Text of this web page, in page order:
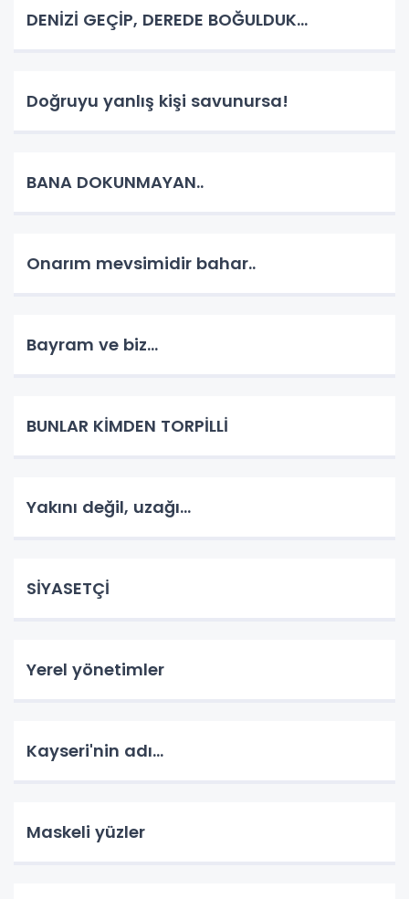
DENİZİ GEÇİP, DEREDE BOĞULDUK…
Doğruyu yanlış kişi savunursa!
BANA DOKUNMAYAN..
Onarım mevsimidir bahar..
Bayram ve biz...
BUNLAR KİMDEN TORPİLLİ
Yakını değil, uzağı...
SİYASETÇİ
Yerel yönetimler
Kayseri'nin adı...
Maskeli yüzler